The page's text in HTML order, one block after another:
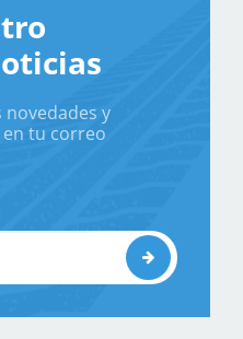
novedades y
tu correo